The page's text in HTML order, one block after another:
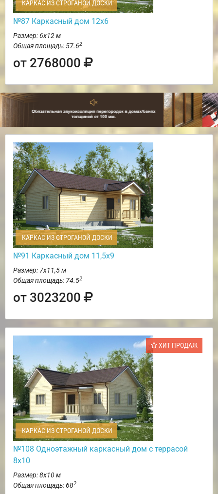
КАРКАС ИЗ СТРОГАНОЙ ДОСКИ
№87 Каркасный дом 12х6
Размер: 6х12 м
Общая площадь: 57.62
от 2768000
КАРКАС ИЗ СТРОГАНОЙ ДОСКИ
№91 Каркасный дом 11,5х9
Размер: 7х11,5 м
Общая площадь: 74.52
от 3023200
ХИТ ПРОДАЖ
КАРКАС ИЗ СТРОГАНОЙ ДОСКИ
№108 Одноэтажный каркасный дом с террасой
8х10
Размер: 8х10 м
Общая площадь: 682